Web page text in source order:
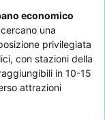
economico
una
privilegiata
con stazioni della
in 10-15
attrazioni